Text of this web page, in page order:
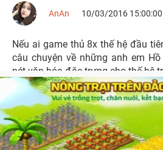
AnAn 10/03/2016 15:00:00
Nếu ai game thủ 8x thế hệ đầu
câu chuyện về những anh em
nét văn hóa đặc trưng cho thế hệ
Trung Quốc